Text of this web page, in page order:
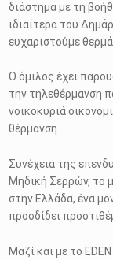
διάστημα με τη
ιδιαίτερα του
ευχαριστούμε θερμά.
Ο όμιλος έχει
την τηλεθέρμανση
νοικοκυριά
θέρμανση.
Συνέχεια της
Μηδική Σερρών, το
στην Ελλάδα, ένα
προσδίδει
Μαζί και με το